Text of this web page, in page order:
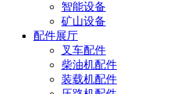
智能设备
矿山设备
配件展厅
叉车配件
柴油机配件
装载机配件